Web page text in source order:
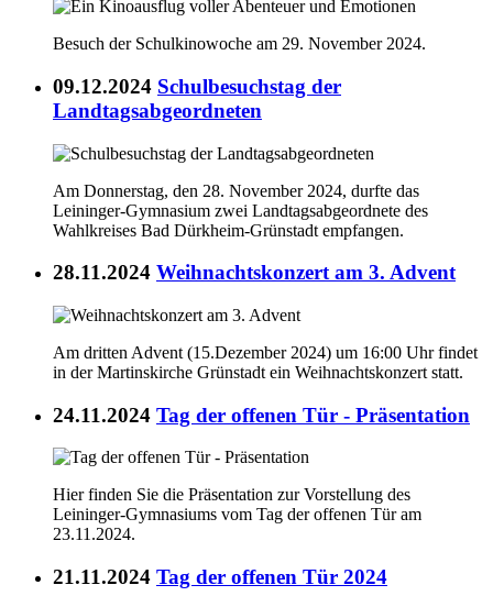
Besuch der Schulkinowoche am 29. November 2024.
09.12.2024 Schulbesuchstag der
Landtagsabgeordneten
Am Donnerstag, den 28. November 2024, durfte das
Leininger-Gymnasium zwei Landtagsabgeordnete des
Wahlkreises Bad Dürkheim-Grünstadt empfangen.
28.11.2024 Weihnachtskonzert am 3. Advent
Am dritten Advent (15.Dezember 2024) um 16:00 Uhr findet
in der Martinskirche Grünstadt ein Weihnachtskonzert statt.
24.11.2024 Tag der offenen Tür - Präsentation
Hier finden Sie die Präsentation zur Vorstellung des
Leininger-Gymnasiums vom Tag der offenen Tür am
23.11.2024.
21.11.2024 Tag der offenen Tür 2024